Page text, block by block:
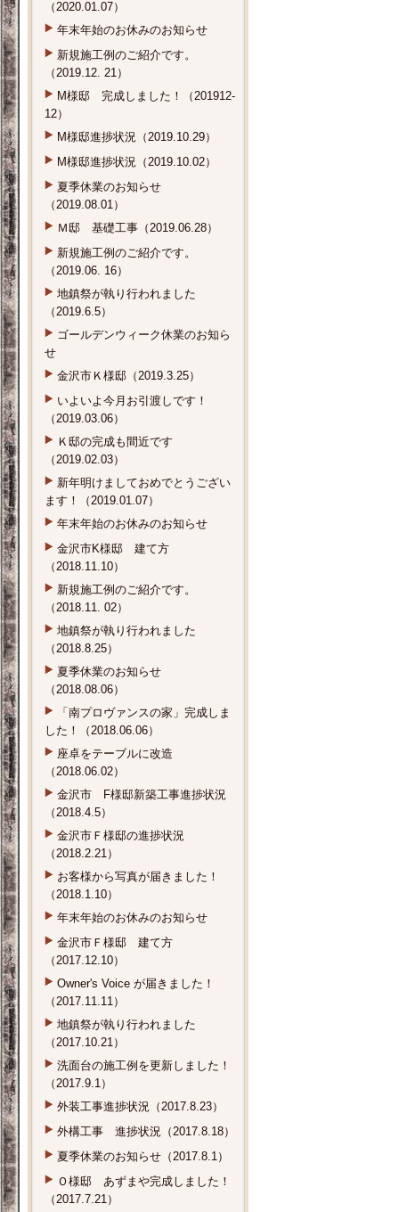
（2020.01.07）
年末年始のお休みのお知らせ
新規施工例のご紹介です。
（2019.12. 21）
M様邸 完成しました！（201912-
12）
M様邸進捗状況（2019.10.29）
M様邸進捗状況（2019.10.02）
夏季休業のお知らせ
（2019.08.01）
Ｍ邸 基礎工事（2019.06.28）
新規施工例のご紹介です。
（2019.06. 16）
地鎮祭が執り行われました
（2019.6.5）
ゴールデンウィーク休業のお知ら
せ
金沢市Ｋ様邸（2019.3.25）
いよいよ今月お引渡しです！
（2019.03.06）
Ｋ邸の完成も間近です
（2019.02.03）
新年明けましておめでとうござい
ます！（2019.01.07）
年末年始のお休みのお知らせ
金沢市K様邸 建て方
（2018.11.10）
新規施工例のご紹介です。
（2018.11. 02）
地鎮祭が執り行われました
（2018.8.25）
夏季休業のお知らせ
（2018.08.06）
「南プロヴァンスの家」完成しま
した！（2018.06.06）
座卓をテーブルに改造
（2018.06.02）
金沢市 F様邸新築工事進捗状況
（2018.4.5）
金沢市Ｆ様邸の進捗状況
（2018.2.21）
お客様から写真が届きました！
（2018.1.10）
年末年始のお休みのお知らせ
金沢市Ｆ様邸 建て方
（2017.12.10）
Owner's Voice が届きました！
（2017.11.11）
地鎮祭が執り行われました
（2017.10.21）
洗面台の施工例を更新しました！
（2017.9.1）
外装工事進捗状況（2017.8.23）
外構工事 進捗状況（2017.8.18）
夏季休業のお知らせ（2017.8.1）
Ｏ様邸 あずまや完成しました！
（2017.7.21）